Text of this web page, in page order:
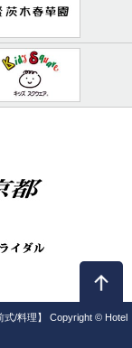
式/料理】 Copyright © Hotel